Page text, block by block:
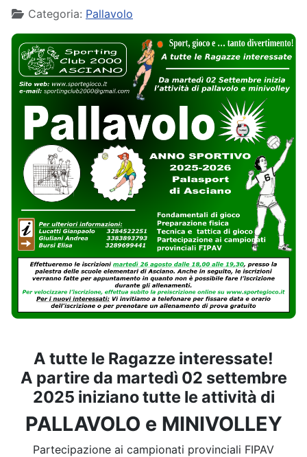
Categoria: Pallavolo
A tutte le Ragazze interessate!
A partire da martedì 02 settembre
2025 iniziano tutte le attività di
PALLAVOLO e MINIVOLLEY
Partecipazione ai campionati provinciali FIPAV